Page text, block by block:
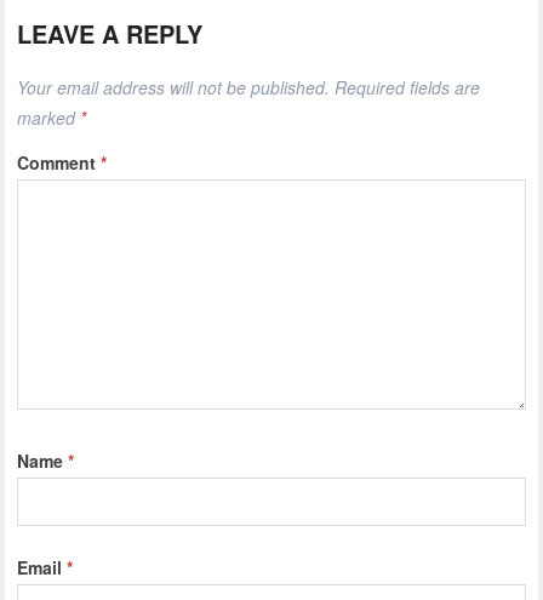
LEAVE A REPLY
Your email address will not be published. Required fields are
marked *
Comment*
Name*
Email*